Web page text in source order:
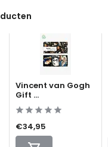
Vincent van Gogh
Gift ...
€34,95